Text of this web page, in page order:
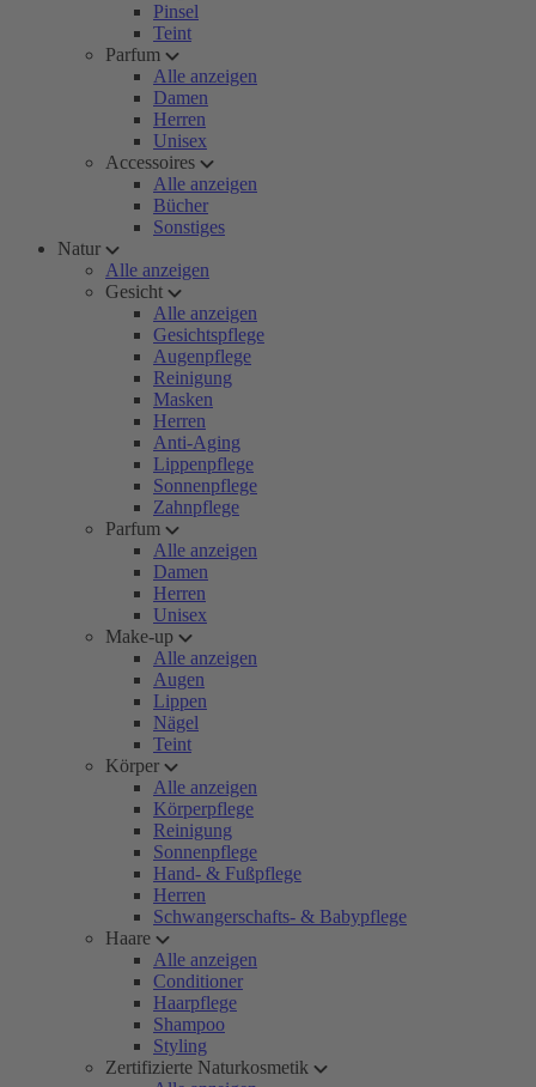
Pinsel
Teint
Parfum
Alle anzeigen
Damen
Herren
Unisex
Accessoires
Alle anzeigen
Bücher
Sonstiges
Natur
Alle anzeigen
Gesicht
Alle anzeigen
Gesichtspflege
Augenpflege
Reinigung
Masken
Herren
Anti-Aging
Lippenpflege
Sonnenpflege
Zahnpflege
Parfum
Alle anzeigen
Damen
Herren
Unisex
Make-up
Alle anzeigen
Augen
Lippen
Nägel
Teint
Körper
Alle anzeigen
Körperpflege
Reinigung
Sonnenpflege
Hand- & Fußpflege
Herren
Schwangerschafts- & Babypflege
Haare
Alle anzeigen
Conditioner
Haarpflege
Shampoo
Styling
Zertifizierte Naturkosmetik